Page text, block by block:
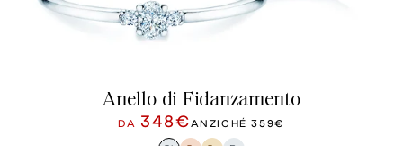
Anello di Fidanzamento
DA 348€ANZICHÉ359€